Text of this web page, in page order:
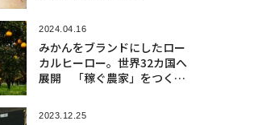
2024.04.16
みかんをブランドにしたロー
カルヒーロー。世界32カ国へ
展開 「稼ぐ農家」をつくる |
2023.12.25